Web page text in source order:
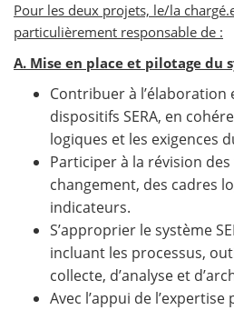
Pour les deux projets, le/la
particulièrement responsable de :
A. Mise en place et pilotage du
Contribuer à l’élaboration
dispositifs SERA, en
logiques et les exigences
Participer à la révision
changement, des cadres
indicateurs.
S’approprier le système
incluant les processus,
collecte, d’analyse et
Avec l’appui de